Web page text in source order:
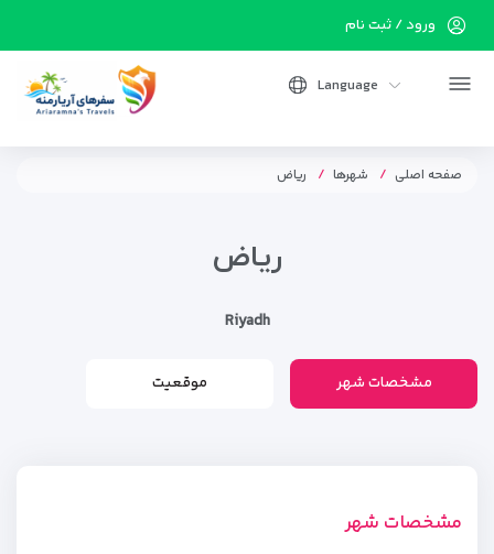
ورود / ثبت نام
Language
صفحه اصلی شهرها ریاض
ریاض
Riyadh
مشخصات شهر موقعیت
مشخصات شهر